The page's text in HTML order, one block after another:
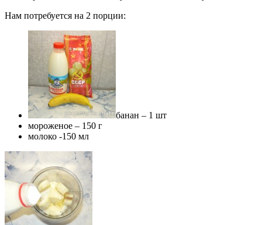
Нам потребуется на 2 порции:
банан – 1 шт
мороженое – 150 г
молоко -150 мл